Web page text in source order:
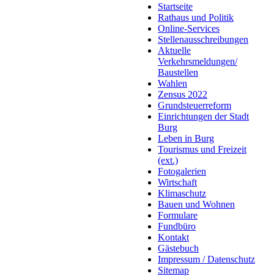
Startseite
Rathaus und Politik
Online-Services
Stellenausschreibungen
Aktuelle
Verkehrsmeldungen/
Baustellen
Wahlen
Zensus 2022
Grundsteuerreform
Einrichtungen der Stadt
Burg
Leben in Burg
Tourismus und Freizeit
(ext.)
Fotogalerien
Wirtschaft
Klimaschutz
Bauen und Wohnen
Formulare
Fundbüro
Kontakt
Gästebuch
Impressum / Datenschutz
Sitemap